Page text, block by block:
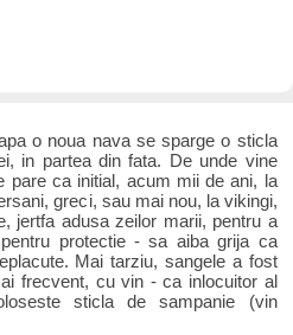
o noua nava se sparge o sticla
in partea din fata. De unde vine
pare ca initial, acum mii de ani, la
greci, sau mai nou, la vikingi,
jertfa adusa zeilor marii, pentru a
protectie - sa aiba grija ca
Mai tarziu, sangele a fost
frecvent, cu vin - ca inlocuitor al
sticla de sampanie (vin